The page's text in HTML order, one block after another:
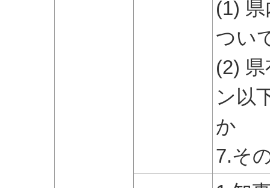
(1)
つい
(2)
ン以
か
7.そ